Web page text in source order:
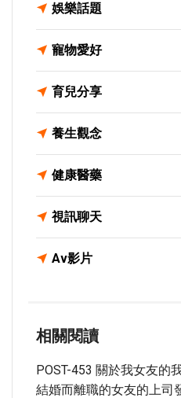
娛樂話題
寵物愛好
育兒分享
養生觀念
健康醫藥
視訊聊天
Av影片
相關閱讀
POST-453 關於我女友的
結婚而離職的女友的上司